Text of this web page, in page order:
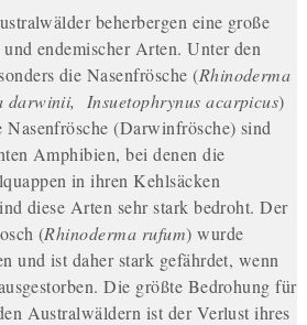
beherbergen eine große
endemischer Arten. Unter den
die Nasenfrösche (Rhinoderma
darwinii, Insuetophrynus acarpicus)
Nasenfrösche (Darwinfrösche) sind
Amphibien, bei denen die
in ihren Kehlsäcken
diese Arten sehr stark bedroht. Der
(Rhinoderma rufum) wurde
und ist daher stark gefährdet, wenn
Die größte Bedrohung für
Australwäldern ist der Verlust ihres